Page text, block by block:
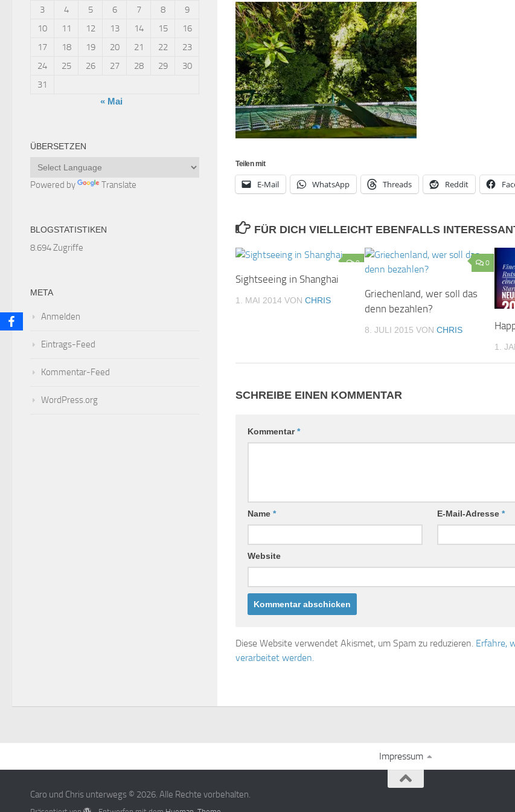
Teilen mit
E-Mail WhatsApp Threads Reddit
FÜR DICH VIELLEICHT EBENFALLS
0
Sightseeing in Shanghai
1. MAI 2014 VON CHRIS
0
Griechenland, wer soll das
denn bezahlen?
8. JULI 2015 VONCHRIS
1.
SCHREIBE EINEN KOMMENTAR
Kommentar*
Name * E-Mail-Adresse*
Website
Diese Website verwendet Akismet, um Spam zu reduzieren. Erfahre,
verarbeitet werden.
3
4 5 6 7 8
9
10
11 12 13 14 15
16
17
18 19 20 21 22
23
24
25 26 27 28 29
30
31
« Mai
ÜBERSETZEN
Powered by Translate
BLOGSTATISTIKEN
8.694 Zugriffe
META
Anmelden
Eintrags-Feed
Kommentar-Feed
WordPress.org
Impressum
Caro und Chris unterwegs © 2026. Alle Rechte vorbehalten.